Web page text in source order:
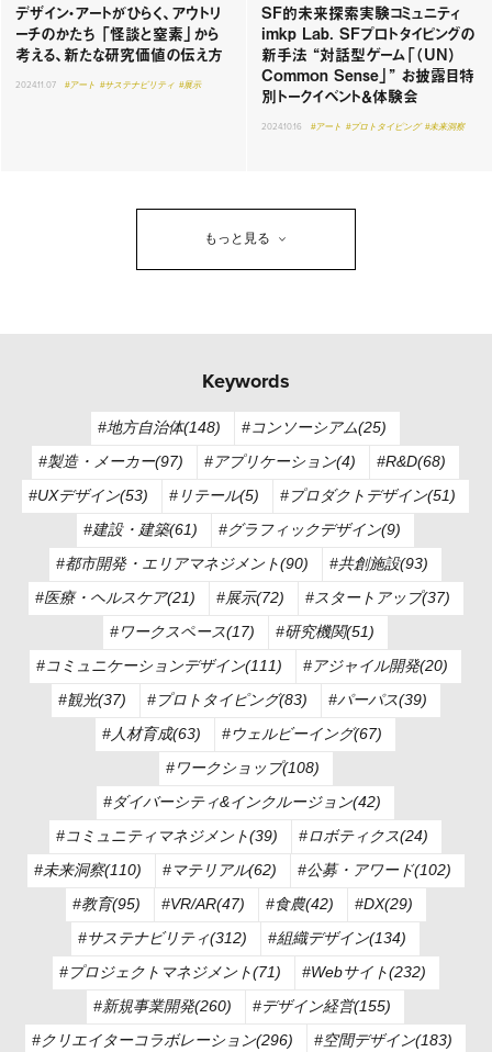
デザイン・アートがひらく、アウトリ
ーチのかたち 「怪談と窒素」から
考える、新たな研究価値の伝え方
2024.11.07 #アート #サステナビリティ #展示
SF的未来探索実験コミュニティ
imkp Lab. SFプロトタイピングの
新手法 “対話型ゲーム「（UN）
Common Sense」” お披露目特
別トークイベント＆体験会
2024.10.16 #アート #プロトタイピング #未来洞察
もっと見る
Keywords
#地方自治体(148)
#コンソーシアム(25)
#製造・メーカー(97)
#アプリケーション(4)
#R&D(68)
#UXデザイン(53)
#リテール(5)
#プロダクトデザイン(51)
#建設・建築(61)
#グラフィックデザイン(9)
#都市開発・エリアマネジメント(90)
#共創施設(93)
#医療・ヘルスケア(21)
#展示(72)
#スタートアップ(37)
#ワークスペース(17)
#研究機関(51)
#コミュニケーションデザイン(111)
#アジャイル開発(20)
#観光(37)
#プロトタイピング(83)
#パーパス(39)
#人材育成(63)
#ウェルビーイング(67)
#ワークショップ(108)
#ダイバーシティ&インクルージョン(42)
#コミュニティマネジメント(39)
#ロボティクス(24)
#未来洞察(110)
#マテリアル(62)
#公募・アワード(102)
#教育(95)
#VR/AR(47) #食農(42)
#DX(29)
#サステナビリティ(312)
#組織デザイン(134)
#プロジェクトマネジメント(71)
#Webサイト(232)
#新規事業開発(260)
#デザイン経営(155)
#クリエイターコラボレーション(296)
#空間デザイン(183)